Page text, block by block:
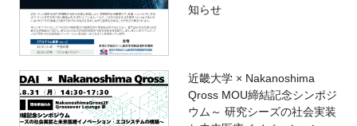
知らせ
近畿大学 × Nakanoshima
Qross MOU締結記念シンポジ
ウム～ 研究シーズの社会実装